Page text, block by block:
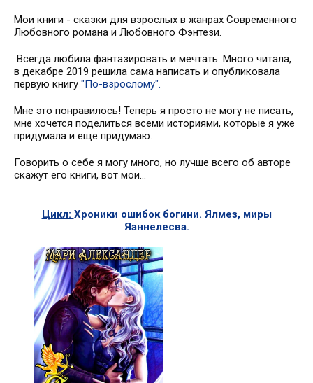
Мои книги - сказки для взрослых в жанрах Современного
Любовного романа и Любовного Фэнтези.
Всегда любила фантазировать и мечтать. Много читала,
в декабре 2019 решила сама написать и опубликовала
первую книгу "По-взрослому".
Мне это понравилось! Теперь я просто не могу не писать,
мне хочется поделиться всеми историями, которые я уже
придумала и ещё придумаю.
Говорить о себе я могу много, но лучше всего об авторе
скажут его книги, вот мои...
Цикл: Хроники ошибок богини. Ялмез, миры
Яаннелесва.